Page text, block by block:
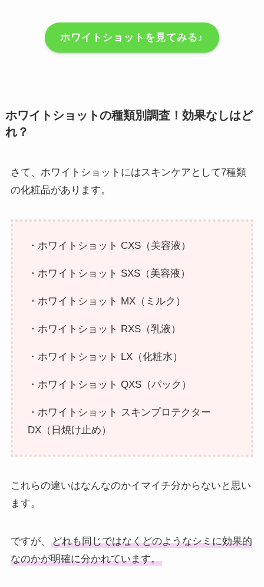
ホワイトショットを見てみる♪
ホワイトショットの種類別調査！効果なしはど
れ？
さて、ホワイトショットにはスキンケアとして7種類
の化粧品があります。
・ホワイトショット CXS（美容液）
・ホワイトショット SXS（美容液）
・ホワイトショット MX（ミルク）
・ホワイトショット RXS（乳液）
・ホワイトショット LX（化粧水）
・ホワイトショット QXS（パック）
・ホワイトショット スキンプロテクター
DX（日焼け止め）
これらの違いはなんなのかイマイチ分からないと思い
ます。
ですが、
どれも同じではなくどのようなシミに効果的
なのかが明確に分かれています。